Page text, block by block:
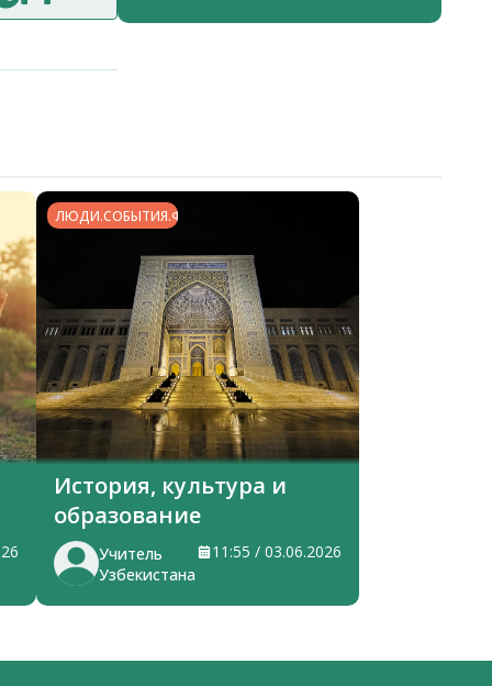
ЛЮДИ.СОБЫТИЯ.ФАКТЫ
История, культура и
образование
Учитель
Узбекистана
11:55 / 03.06.2026